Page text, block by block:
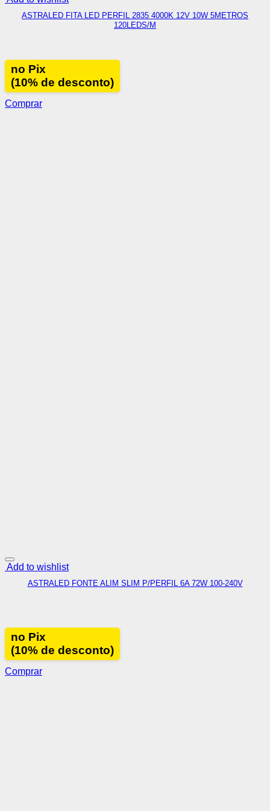
ASTRALED FITA LED PERFIL 2835 4000K 12V 10W 5METROS
120LEDS/M
no Pix
(10% de desconto)
Comprar
Add to wishlist
ASTRALED FONTE ALIM SLIM P/PERFIL 6A 72W 100-240V
no Pix
(10% de desconto)
Comprar